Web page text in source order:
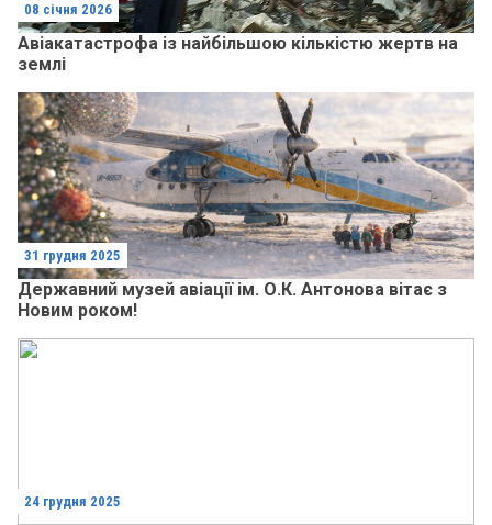
08 січня 2026
Авіакатастрофа із найбільшою кількістю жертв на
землі
31 грудня 2025
Державний музей авіації ім. О.К. Антонова вітає з
Новим роком!
24 грудня 2025